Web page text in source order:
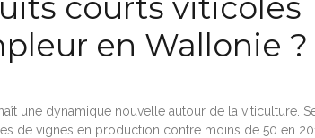
en Wallonie ?
une dynamique nouvelle autour de la viticulture.
de vignes en production contre moins de 50 en